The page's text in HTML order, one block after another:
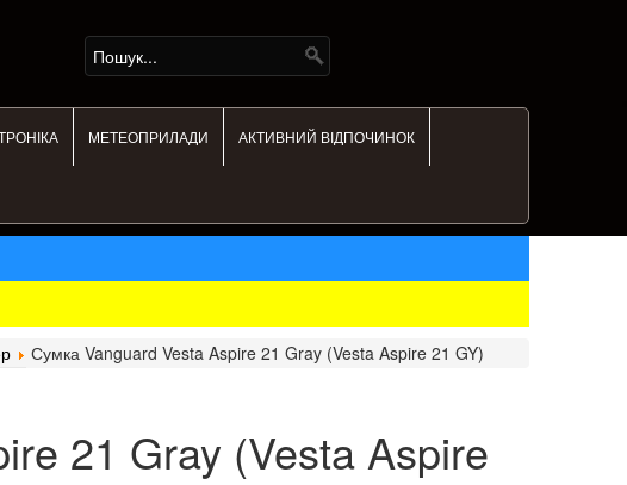
МЕТЕОПРИЛАДИ АКТИВНИЙ ВІДПОЧИНОК
Сумка Vanguard Vesta Aspire 21 Gray (Vesta Aspire 21 GY)
21 Gray (Vesta Aspire